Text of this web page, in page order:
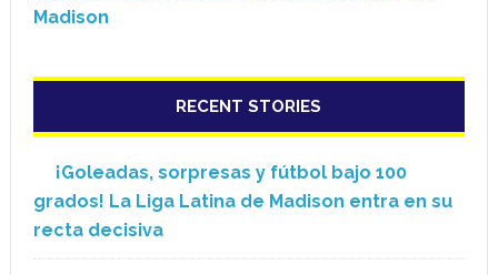
Madison
RECENT STORIES
¡Goleadas, sorpresas y fútbol bajo 100
grados! La Liga Latina de Madison entra en su
recta decisiva